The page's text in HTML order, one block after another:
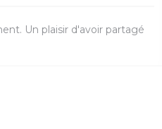
Un plaisir d'avoir partagé